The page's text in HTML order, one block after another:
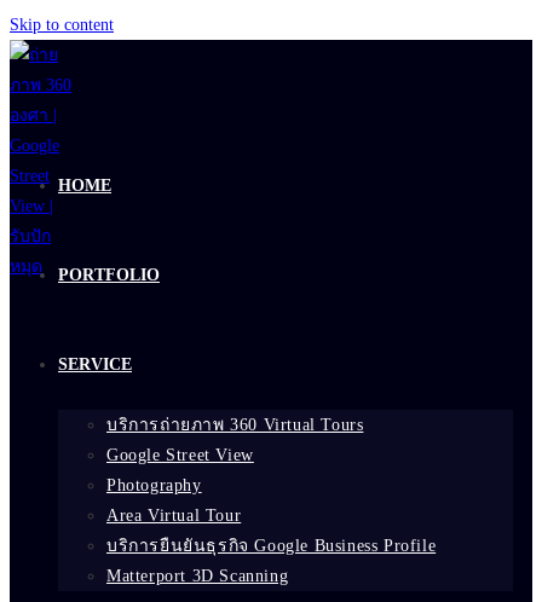
Skip to content
HOME
PORTFOLIO
SERVICE
บริการถ่ายภาพ 360 Virtual Tours
Google Street View
Photography
Area Virtual Tour
บริการยืนยันธุรกิจ Google Business Profile
Matterport 3D Scanning